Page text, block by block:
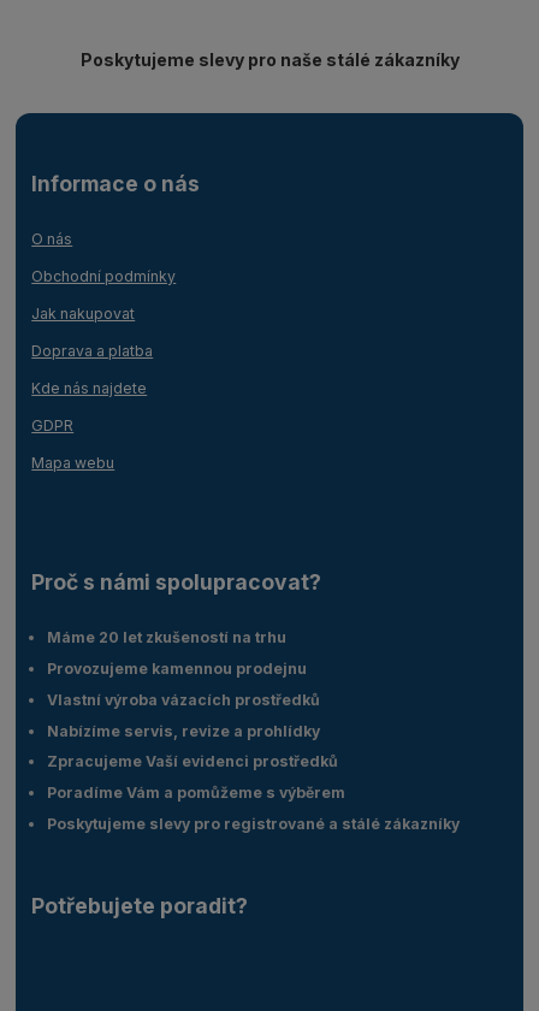
Poskytujeme slevy pro naše stálé zákazníky
Informace o nás
O nás
Obchodní podmínky
Jak nakupovat
Doprava a platba
Kde nás najdete
GDPR
Mapa webu
Proč s námi spolupracovat?
Máme 20 let zkušeností na trhu
Provozujeme kamennou prodejnu
Vlastní výroba vázacích prostředků
Nabízíme servis, revize a prohlídky
Zpracujeme Vaší evidenci prostředků
Poradíme Vám a pomůžeme s výběrem
Poskytujeme slevy pro registrované a stálé zákazníky
Potřebujete poradit?